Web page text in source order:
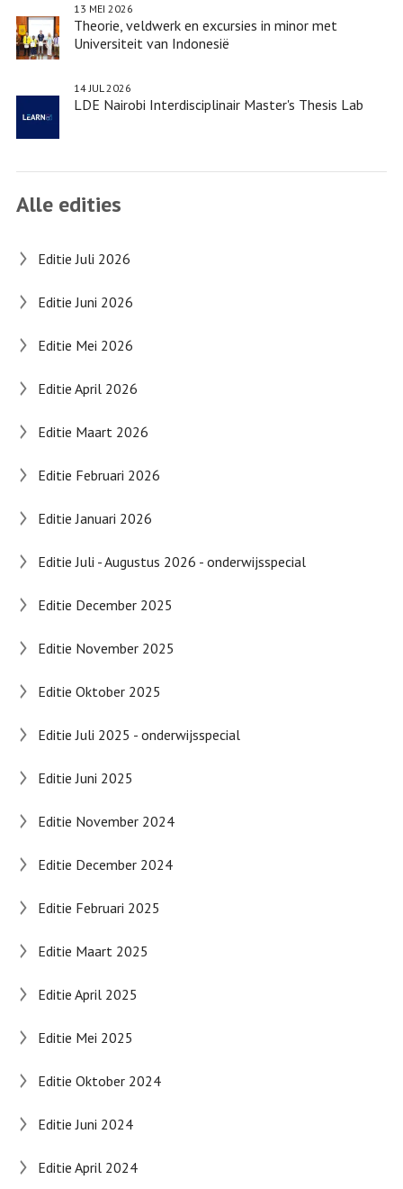
Theorie, veldwerk en excursies in minor met
Universiteit van Indonesië
13 MEI 2026
LDE Nairobi Interdisciplinair Master's Thesis Lab
14 JUL 2026
Alle edities
Editie Juli 2026
Editie Juni 2026
Editie Mei 2026
Editie April 2026
Editie Maart 2026
Editie Februari 2026
Editie Januari 2026
Editie Juli - Augustus 2026 - onderwijsspecial
Editie December 2025
Editie November 2025
Editie Oktober 2025
Editie Juli 2025 - onderwijsspecial
Editie Juni 2025
Editie November 2024
Editie December 2024
Editie Februari 2025
Editie Maart 2025
Editie April 2025
Editie Mei 2025
Editie Oktober 2024
Editie Juni 2024
Editie April 2024